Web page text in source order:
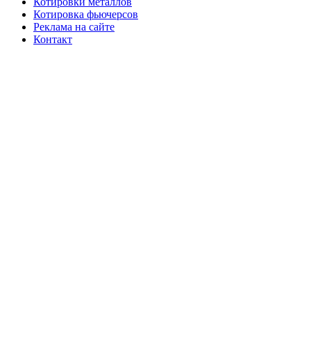
Котировка фьючерсов
Реклама на сайте
Контакт